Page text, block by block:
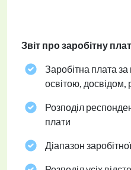
Звіт про заробітну
Заробітна плата
освітою, досвідом,
Розподіл
плати
Діапазон